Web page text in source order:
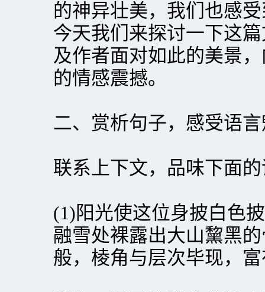
的神异壮美，我们也感
今天我们来探讨一下这
及作者面对如此的美景
的情感震撼。
二、赏析句子，感受语
联系上下文，品味下面
(1)阳光使这位身披白色
融雪处裸露出大山黧黑
般，棱角与层次毕现，